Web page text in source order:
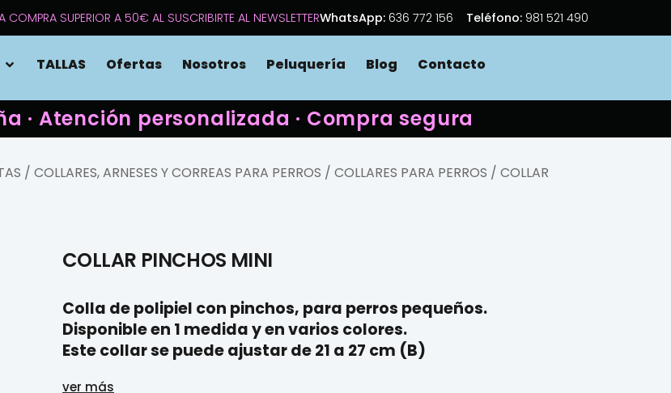
SUPERIOR A 50€ AL SUSCRIBIRTE AL NEWSLETTERWhatsApp: 636 772 156 Teléfono: 981 521 490
TALLAS Ofertas Nosotros Peluquería Blog Contacto
· Atención personalizada · Compra segura
/ COLLARES, ARNESES Y CORREAS PARA PERROS / COLLARES PARA PERROS / COLLAR
COLLAR PINCHOS MINI
Colla de polipiel con pinchos, para perros pequeños.
Disponible en 1 medida y en varios colores.
Este collar se puede ajustar de 21 a 27 cm (B)
ver más